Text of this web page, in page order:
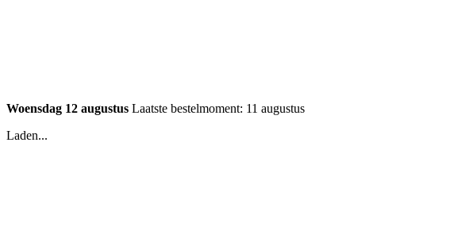
Woensdag 12 augustus Laatste bestelmoment: 11 augustus
Laden...